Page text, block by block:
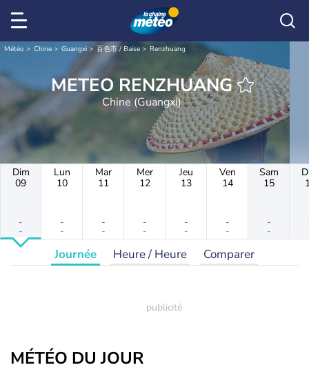
Météo Chine Guangxi 百色市 / Baise Renzhuang
METEO RENZHUANG
Chine (Guangxi)
Dim
09
-
-
Lun
10
-
-
Mar
11
-
-
Mer
12
-
-
Jeu
13
-
-
Ven
14
-
-
Sam
15
-
-
Journée Heure / Heure Comparer
MÉTÉO DU JOUR